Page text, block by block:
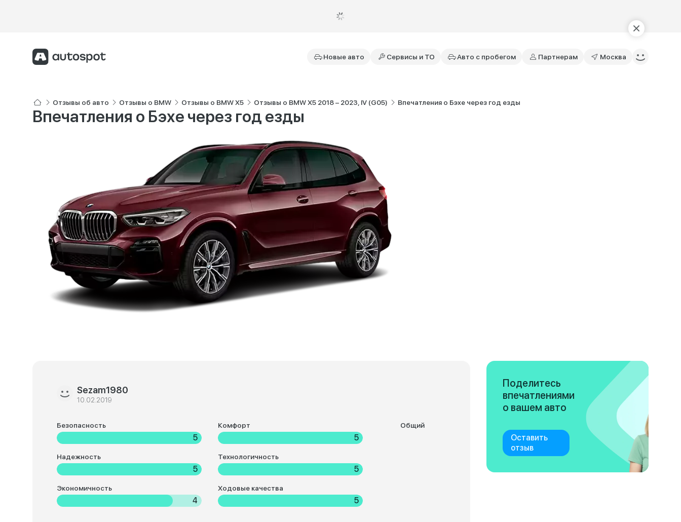
Новые авто Сервисы и ТО Авто с пробегом Партнерам Москва
Отзывы об авто Отзывы о BMW Отзывы о BMW X5 Отзывы о BMW X5 2018 – 2023, IV (G05) Впечатления о Бэхе через год езды
Впечатления о Бэхе через год езды
Sezam1980
10.02.2019
Безопасность
5
Комфорт
5
Надежность
5
Технологичность
5
Экономичность
4
Ходовые качества
5
Общий
Поделитесь
впечатлениями
о вашем авто
Оставить
отзыв